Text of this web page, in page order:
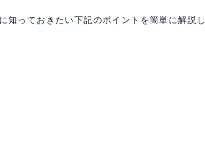
知っておきたい下記のポイントを簡単に解説し